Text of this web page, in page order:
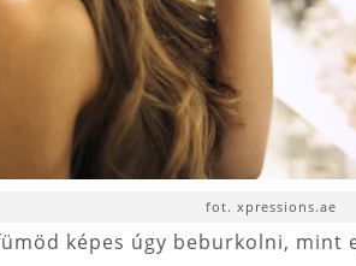
fot. xpressions.ae
képes úgy beburkolni, mint